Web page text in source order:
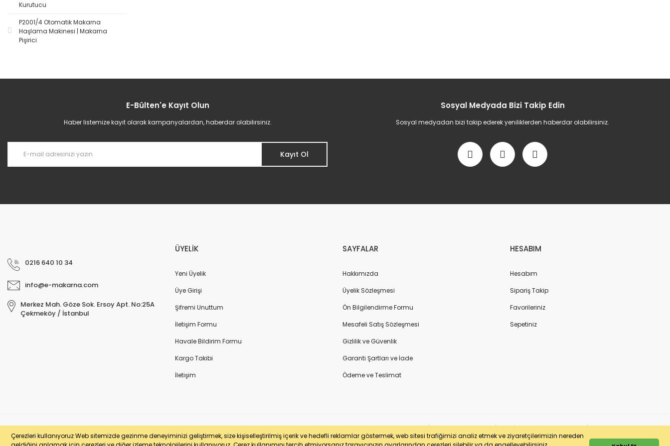
Çerezleri kullanıyoruz Web sitemizde gezinme deneyiminizi geliştirmek, size kişiselleştirilmiş içerik ve hedefli reklamlar göstermek, web sitesi trafiğimizi analiz etmek ve ziyaretçilerimizin nereden
Kurutucu
P2001/4 Otomatik Makarna
Haşlama Makinesi | Makarna
Pişirici
E-Bülten'e Kayıt Olun
Haber listemize kayıt olarak kampanyalardan, haberdar olabilirsiniz.
Kayıt Ol
Sosyal Medyada Bizi Takip Edin
Sosyal medyadan bizi takip ederek yeniliklerden haberdar olabilirsiniz.
0216 640 10 34
info@e-makarna.com
Merkez Mah. Göze Sok. Ersoy Apt. No:25A
Çekmeköy / İstanbul
ÜYELİK
Yeni Üyelik
Üye Girişi
Şifremi Unuttum
İletişim Formu
Havale Bildirim Formu
Kargo Takibi
İletişim
SAYFALAR
Hakkımızda
Üyelik Sözleşmesi
Ön Bilgilendirme Formu
Mesafeli Satış Sözleşmesi
Gizlilik ve Güvenlik
Garanti Şartları ve İade
Ödeme ve Teslimat
HESABIM
Hesabım
Sipariş Takip
Favorileriniz
Sepetiniz
© e-makarna.com Tüm Hakları Saklıdır. Kredi kartı bilgileriniz 256bit SSL sertifikası ile korunmaktadır. Pasfil Makine Sanayi ve Ticaret Ltd. Şti. | Vergi No: 7220436611 | MERSİS No: 072204366100013 | Ticaret Sicil No: 586968-0